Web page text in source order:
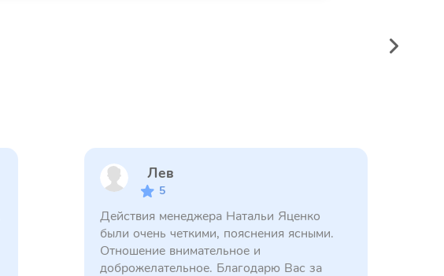
Лев
5
Действия менеджера Натальи Яценко
были очень четкими, пояснения ясными.
Отношение внимательное и
доброжелательное. Благодарю Вас за